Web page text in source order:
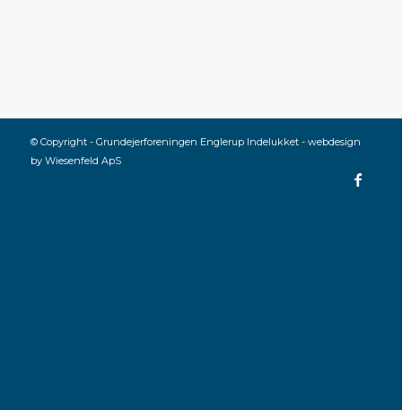
© Copyright - Grundejerforeningen Englerup Indelukket - webdesign
by Wiesenfeld ApS